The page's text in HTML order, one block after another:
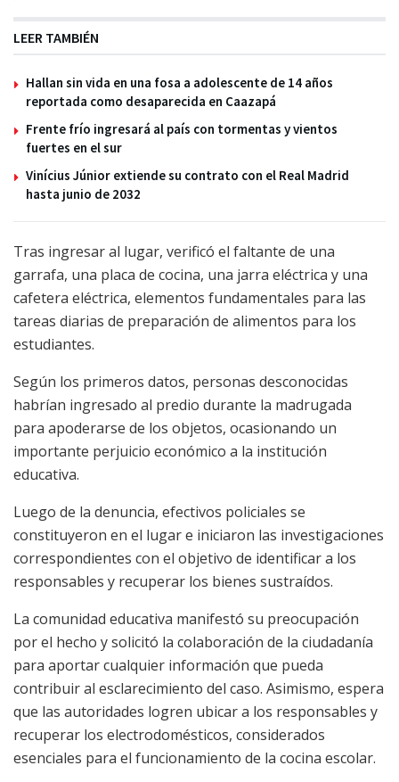
LEER TAMBIÉN
Hallan sin vida en una fosa a adolescente de 14 años
reportada como desaparecida en Caazapá
Frente frío ingresará al país con tormentas y vientos
fuertes en el sur
Vinícius Júnior extiende su contrato con el Real Madrid
hasta junio de 2032
Tras ingresar al lugar, verificó el faltante de una
garrafa, una placa de cocina, una jarra eléctrica y una
cafetera eléctrica, elementos fundamentales para las
tareas diarias de preparación de alimentos para los
estudiantes.
Según los primeros datos, personas desconocidas
habrían ingresado al predio durante la madrugada
para apoderarse de los objetos, ocasionando un
importante perjuicio económico a la institución
educativa.
Luego de la denuncia, efectivos policiales se
constituyeron en el lugar e iniciaron las investigaciones
correspondientes con el objetivo de identificar a los
responsables y recuperar los bienes sustraídos.
La comunidad educativa manifestó su preocupación
por el hecho y solicitó la colaboración de la ciudadanía
para aportar cualquier información que pueda
contribuir al esclarecimiento del caso. Asimismo, espera
que las autoridades logren ubicar a los responsables y
recuperar los electrodomésticos, considerados
esenciales para el funcionamiento de la cocina escolar.